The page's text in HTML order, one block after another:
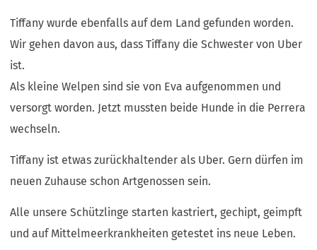
Tiffany wurde ebenfalls auf dem Land gefunden worden.
Wir gehen davon aus, dass Tiffany die Schwester von Uber
ist.
Als kleine Welpen sind sie von Eva aufgenommen und
versorgt worden. Jetzt mussten beide Hunde in die Perrera
wechseln.
Tiffany ist etwas zurückhaltender als Uber. Gern dürfen im
neuen Zuhause schon Artgenossen sein.
Alle unsere Schützlinge starten kastriert, gechipt, geimpft
und auf Mittelmeerkrankheiten getestet ins neue Leben.